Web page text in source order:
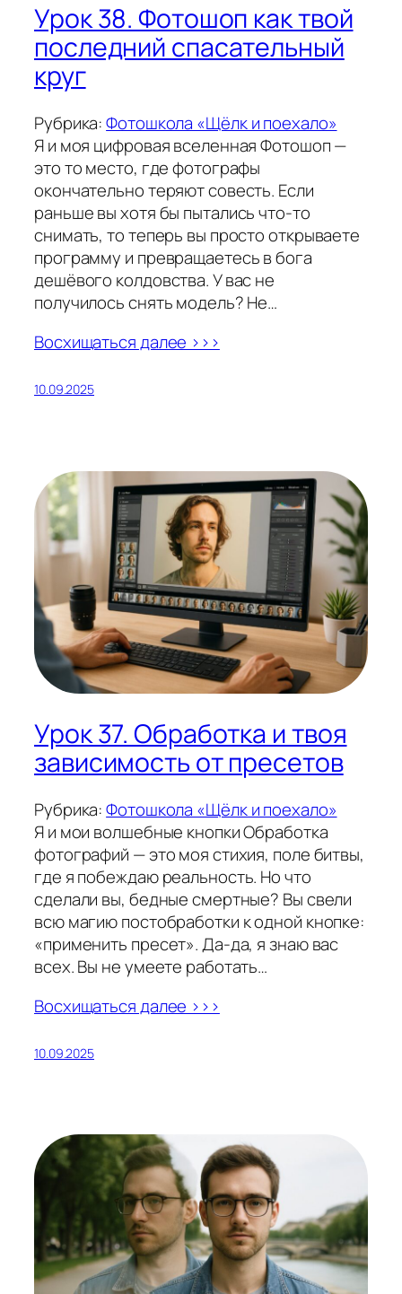
Урок 38. Фотошоп как твой
последний спасательный
круг
Рубрика:Фотошкола «Щёлк и поехало»
Я и моя цифровая вселенная Фотошоп —
это то место, где фотографы
окончательно теряют совесть. Если
раньше вы хотя бы пытались что-то
снимать, то теперь вы просто открываете
программу и превращаетесь в бога
дешёвого колдовства. У вас не
получилось снять модель? Не…
Восхищаться далее >>>
10.09.2025
Урок 37. Обработка и твоя
зависимость от пресетов
Рубрика:Фотошкола «Щёлк и поехало»
Я и мои волшебные кнопки Обработка
фотографий — это моя стихия, поле битвы,
где я побеждаю реальность. Но что
сделали вы, бедные смертные? Вы свели
всю магию постобработки к одной кнопке:
«применить пресет». Да-да, я знаю вас
всех. Вы не умеете работать…
Восхищаться далее >>>
10.09.2025